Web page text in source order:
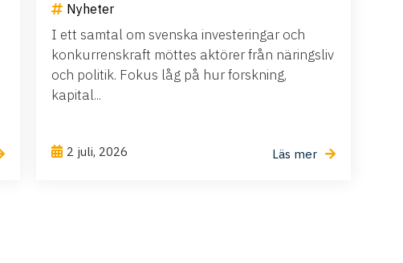
Nyheter
I ett samtal om svenska investeringar och
konkurrenskraft möttes aktörer från näringsliv
och politik. Fokus låg på hur forskning,
kapital...
2 juli, 2026 Läs mer